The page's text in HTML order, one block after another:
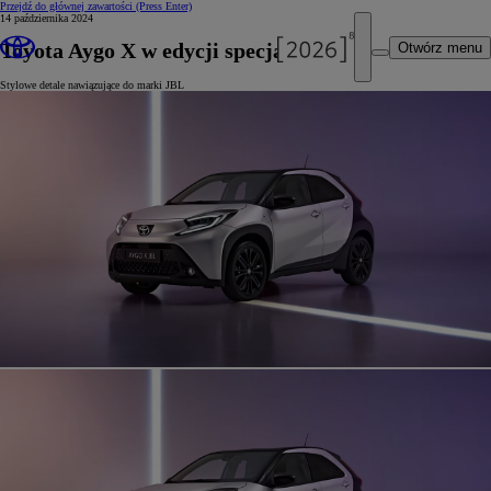
Przejdź do głównej zawartości (Press Enter)
Otwórz menu
14 października 2024
Toyota Aygo X w edycji specjalnej JBL
Stylowe detale nawiązujące do marki JBL